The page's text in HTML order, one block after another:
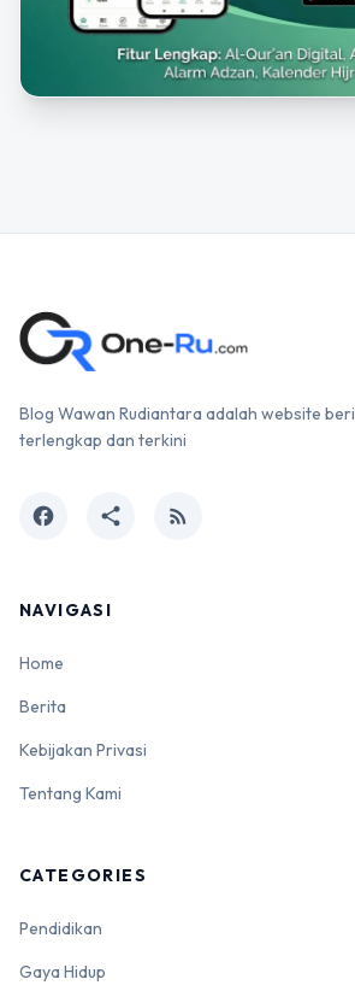
Blog Wawan Rudiantara adalah website
terlengkap dan terkini
facebook share rss_feed
NAVIGASI
Home
Berita
Kebijakan Privasi
Tentang Kami
CATEGORIES
Pendidikan
Gaya Hidup